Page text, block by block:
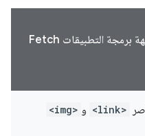
ما هي الإجراءات التي تتيح لك واجهة برمجة التطبيقات Fetch
<link> و <img>